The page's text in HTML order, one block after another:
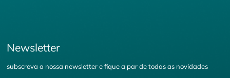
Newsletter
subscreva a nossa newsletter e fique a par de todas as novidades